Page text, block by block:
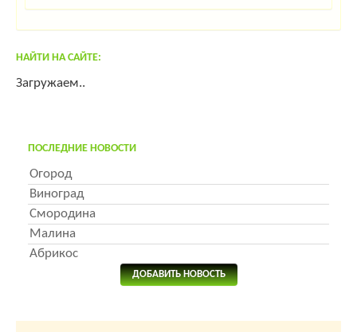
НАЙТИ НА САЙТЕ:
Загружаем..
ПОСЛЕДНИЕ НОВОСТИ
Огород
Виноград
Смородина
Малина
Абрикос
ДОБАВИТЬ НОВОСТЬ